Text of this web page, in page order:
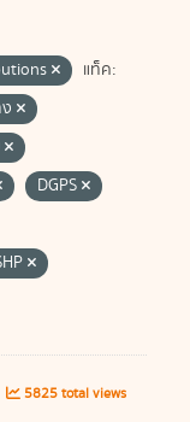
แท็ค:
DGPS
5825 total views